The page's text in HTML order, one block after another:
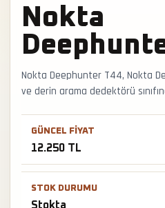
Nokta
Nokta Deephunter T44, Nokta
ve derin arama dedektörü
ayarı, mineralize zemin tepkisi
geneli kargo ve mağazadan
teslimat desteği hızlıca alınabilir.
GÜNCEL FIYAT
12.250 TL
STOK DURUMU
Stokta